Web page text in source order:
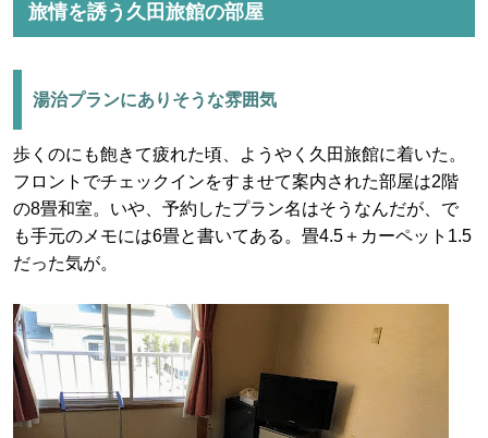
旅情を誘う久田旅館の部屋
湯治プランにありそうな雰囲気
歩くのにも飽きて疲れた頃、ようやく久田旅館に着いた。
フロントでチェックインをすませて案内された部屋は2階
の8畳和室。いや、予約したプラン名はそうなんだが、で
も手元のメモには6畳と書いてある。畳4.5＋カーペット1.5
だった気が。